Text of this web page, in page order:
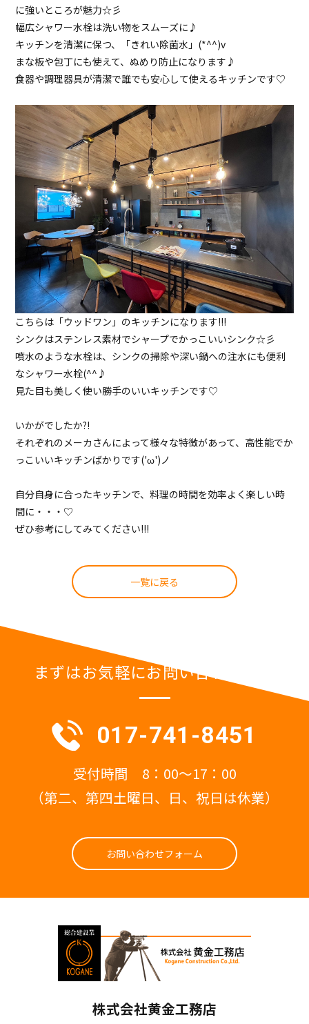
に強いところが魅力☆彡
幅広シャワー水栓は洗い物をスムーズに♪
キッチンを清潔に保つ、「きれい除菌水」(*^^)v
まな板や包丁にも使えて、ぬめり防止になります♪
食器や調理器具が清潔で誰でも安心して使えるキッチンです♡
こちらは「ウッドワン」のキッチンになります!!!
シンクはステンレス素材でシャープでかっこいいシンク☆彡
噴水のような水栓は、シンクの掃除や深い鍋への注水にも便利
なシャワー水栓(^^♪
見た目も美しく使い勝手のいいキッチンです♡
いかがでしたか?!
それぞれのメーカさんによって様々な特徴があって、高性能でか
っこいいキッチンばかりです('ω')ノ
自分自身に合ったキッチンで、料理の時間を効率よく楽しい時
間に・・・♡
ぜひ参考にしてみてください!!!
一覧に戻る
まずはお気軽にお問い合わせを。
017-741-8451
受付時間 8：00～17：00
（第二、第四土曜日、日、祝日は休業）
お問い合わせフォーム
株式会社黄金工務店